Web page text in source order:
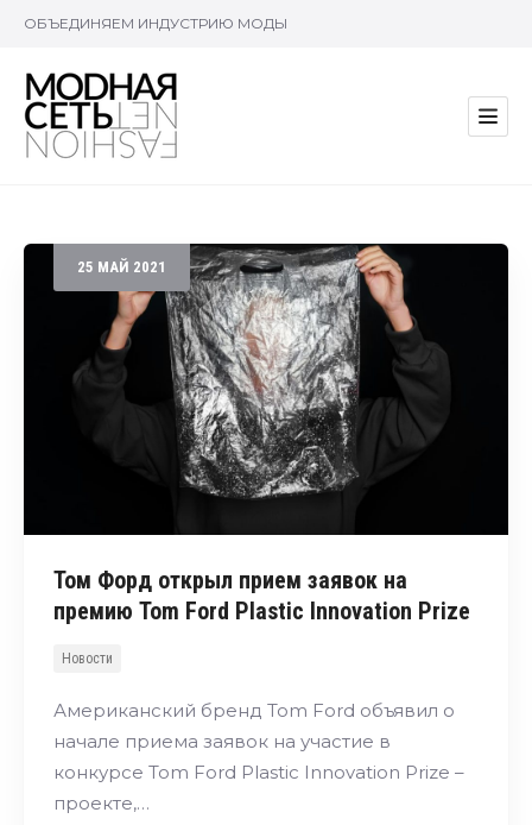
ОБЪЕДИНЯЕМ ИНДУСТРИЮ МОДЫ
25 МАЙ 2021
Том Форд открыл прием заявок на
премию Tom Ford Plastic Innovation Prize
Новости
Американский бренд Tom Ford объявил о
начале приема заявок на участие в
конкурсе Tom Ford Plastic Innovation Prize –
проекте,…